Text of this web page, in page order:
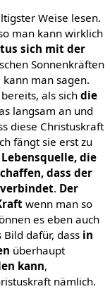
Weise lesen.
man kann wirklich
sich mit der
Sonnenkräften
man sagen.
als sichdie
langsam an und
diese Christuskraft
fängt sie erst zu
die
dass der
. Der
wenn man so
es eben auch
Bild dafür, dass in
überhaupt
kann,
nämlich.